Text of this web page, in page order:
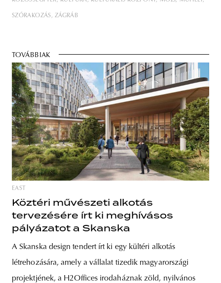
SZÓRAKOZÁS ZÁGRÁB
TOVÁBBIAK
EAST
Köztéri művészeti alkotás
tervezésére írt ki meghívásos
pályázatot a Skanska
A Skanska design tendert írt ki egy kültéri alkotás
létrehozására, amely a vállalat tizedik magyarországi
projektjének, a H2Offices irodaháznak zöld, nyilvános